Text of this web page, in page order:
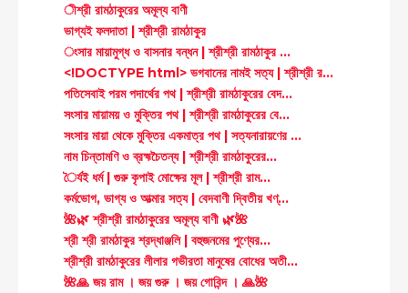
ীশ্রী রামঠাকুরের অমূল্য বাণী
ভাগ্যই ফলদাতা | শ্রীশ্রী রামঠাকুর
ংসার মায়ামুগ্ধ ও বাসনার বন্ধন | শ্রীশ্রী রামঠাকুর ...
<!DOCTYPE html> ভগবানের নামই সত্য | শ্রীশ্রী র...
পতিসেবাই পরম পদার্থের পথ | শ্রীশ্রী রামঠাকুরের বেদ...
সংসার মায়াময় ও মুক্তির পথ | শ্রীশ্রী রামঠাকুরের বে...
সংসার মায়া থেকে মুক্তির একমাত্র পথ | সত্যনারায়ণের ...
নাম চিন্তামণি ও ব্রহ্মচৈতন্য | শ্রীশ্রী রামঠাকুরের...
ৈর্যই ধর্ম | গুরু কৃপাই মোক্ষের মূল | শ্রীশ্রী রাম...
কর্মভোগ, ভাগ্য ও আত্মার সত্য | বেদবাণী দ্বিতীয় খণ্...
🌺🌿 শ্রীশ্রী রামঠাকুরের অমূল্য বাণী 🌿🌺
শ্রী শ্রী রামঠাকুর শ্রদ্ধাঞ্জলি | বহুজনমের পুণ্যের...
শ্রীশ্রী রামঠাকুরের লীলার গভীরতা মানুষের বোধের অতী...
🌺🙏 জয় রাম । জয় গুরু । জয় গোবিন্দ । 🙏🌺